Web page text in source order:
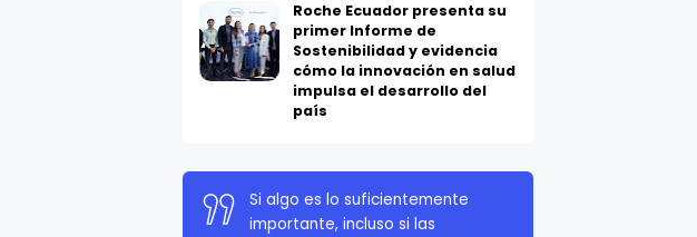
Roche Ecuador presenta su
primer Informe de
Sostenibilidad y evidencia
cómo la innovación en salud
impulsa el desarrollo del
país
Si algo es lo suficientemente
importante, incluso si las